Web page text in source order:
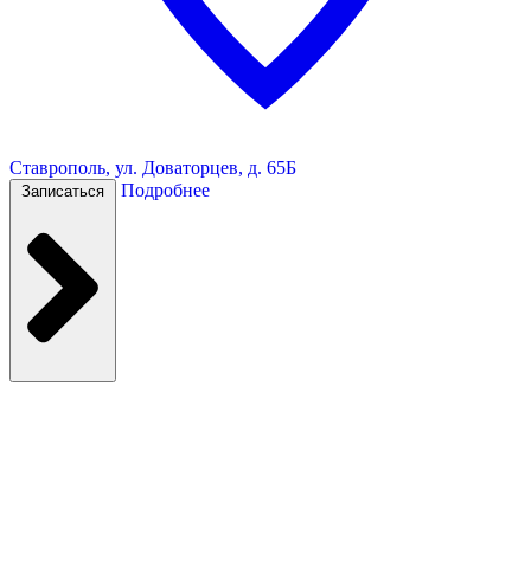
Ставрополь, ул. Доваторцев, д. 65Б
Записаться Подробнее